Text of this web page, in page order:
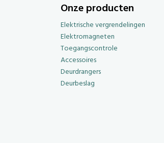
Onze producten
Elektrische vergrendelingen
Elektromagneten
Toegangscontrole
Accessoires
Deurdrangers
Deurbeslag